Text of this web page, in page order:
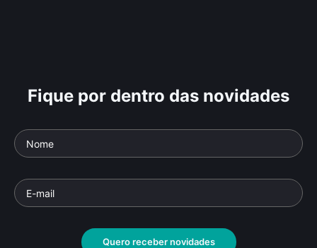
Fique por dentro das novidades
Quero receber novidades